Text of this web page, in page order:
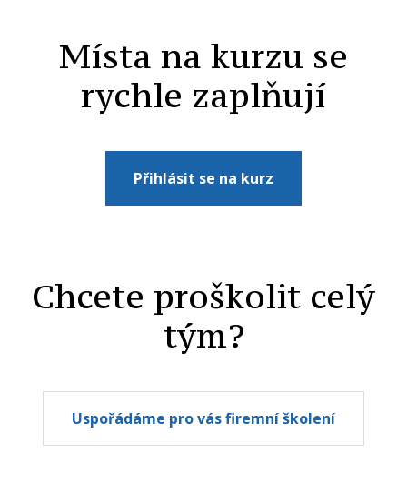
Místa na kurzu se
rychle zaplňují
Přihlásit se na kurz
Chcete proškolit celý
tým?
Uspořádáme pro vás firemní školení